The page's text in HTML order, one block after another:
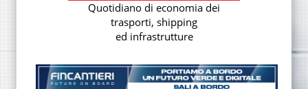
Quotidiano di economia dei
trasporti, shipping
ed infrastrutture